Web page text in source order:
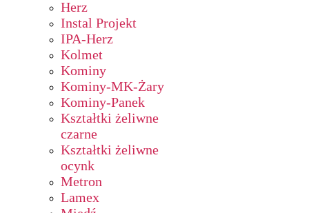
Herz
Instal Projekt
IPA-Herz
Kolmet
Kominy
Kominy-MK-Żary
Kominy-Panek
Kształtki żeliwne
czarne
Kształtki żeliwne
ocynk
Metron
Lamex